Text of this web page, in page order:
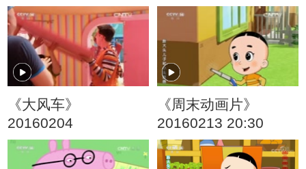
演：银河少儿电视艺
术团等
《大风车》
20160204
《周末动画片》
20160213 20:30